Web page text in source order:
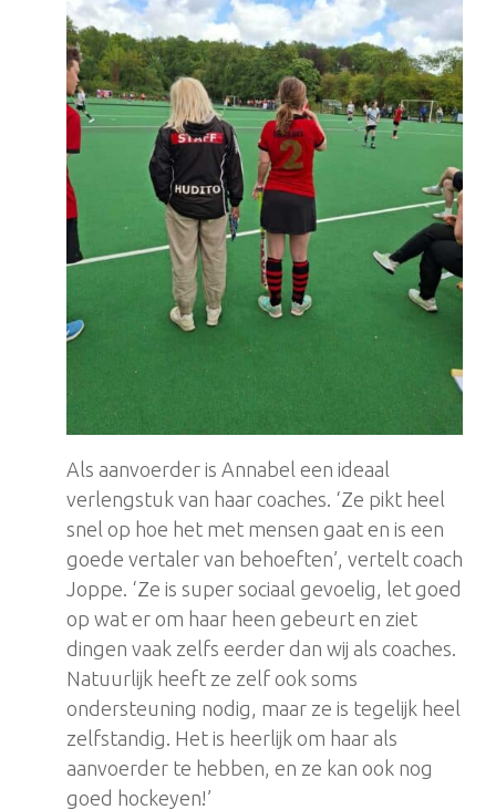
Als aanvoerder is Annabel een ideaal
verlengstuk van haar coaches. ‘Ze pikt heel
snel op hoe het met mensen gaat en is een
goede vertaler van behoeften’, vertelt coach
Joppe. ‘Ze is super sociaal gevoelig, let goed
op wat er om haar heen gebeurt en ziet
dingen vaak zelfs eerder dan wij als coaches.
Natuurlijk heeft ze zelf ook soms
ondersteuning nodig, maar ze is tegelijk heel
zelfstandig. Het is heerlijk om haar als
aanvoerder te hebben, en ze kan ook nog
goed hockeyen!’